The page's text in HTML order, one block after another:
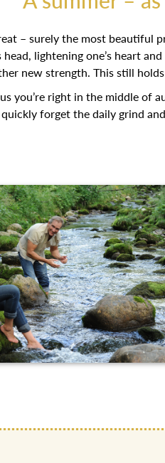
– surely the most beautiful
head, lightening one’s heart
new strength. This still
you’re right in the middle of
forget the daily grind